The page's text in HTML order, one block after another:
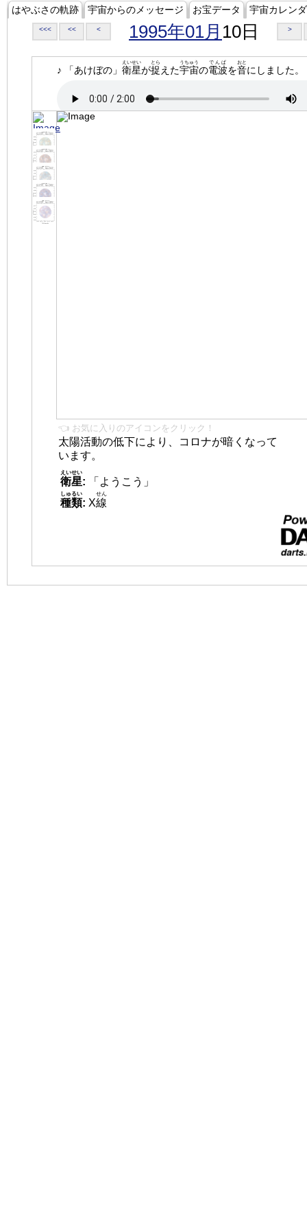
はやぶさの軌跡 宇宙からのメッセージ お宝データ 宇宙カレン
<<< << < 1995年01月 10日 >
♪ 「あけぼの」 衛星
えいせい
が捉
とら
えた宇宙
うちゅう
の電波
でんぱ
を音
おと
にしました。
👈 お気に入りのアイコンをクリック！
太陽活動の低下により、コロナが暗くなって
います。
衛星
えいせい
:
「ようこう」
種類
しゅるい
: X線
せん